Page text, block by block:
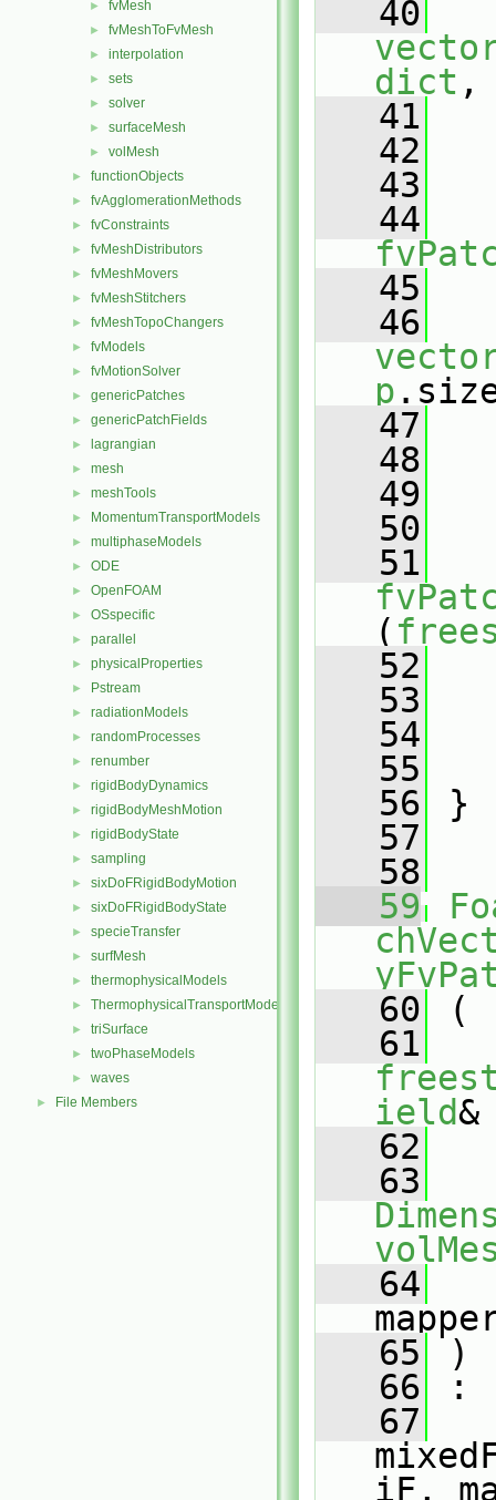
► fvMesh
► fvMeshToFvMesh
► interpolation
► sets
► solver
► surfaceMesh
► volMesh
► functionObjects
► fvAgglomerationMethods
► fvConstraints
► fvMeshDistributors
► fvMeshMovers
► fvMeshStitchers
► fvMeshTopoChangers
► fvModels
► fvMotionSolver
► genericPatches
► genericPatchFields
► lagrangian
► mesh
► meshTools
► MomentumTransportModels
► multiphaseModels
► ODE
► OpenFOAM
► OSspecific
► parallel
► physicalProperties
► Pstream
► radiationModels
► randomProcesses
► renumber
► rigidBodyDynamics
► rigidBodyMeshMotion
► rigidBodyState
► sampling
► sixDoFRigidBodyMotion
► sixDoFRigidBodyState
► specieTransfer
► surfMesh
► thermophysicalModels
► ThermophysicalTransportModels
► triSurface
► twoPhaseModels
► waves
► File Members
   40
dict
   41
   42
   43
   44
   45
   46
p
   47
   48
   49
   50
   51
(
   52
   53
   54
   55
   56
}
   57
   58
   59
   60
(
   61
ield
   62
   63
   64
   65
)
   66
:
   67
iF,